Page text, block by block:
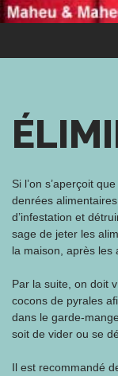
Si l’on s’aperçoit
denrées
d’infestation et
sage de jeter les
la maison, après les
Par la suite, on doit
cocons de pyrales
dans le garde-
soit de vider ou se
Il est recommandé